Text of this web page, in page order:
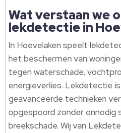
Wat verstaan we
lekdetectie in
In Hoevelaken speelt
het beschermen van
tegen waterschade,
energieverlies.​ Lekdetectie
geavanceerde technieken
opgespoord zonder onnodig
breekschade.​ Wij van